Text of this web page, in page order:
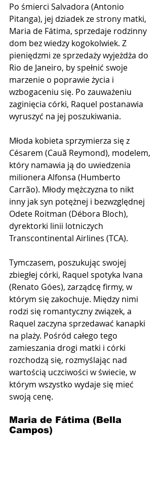
Po śmierci Salvadora (Antonio
Pitanga), jej dziadek ze strony matki,
Maria de Fátima, sprzedaje rodzinny
dom bez wiedzy kogokolwiek. Z
pieniędzmi ze sprzedaży wyjeżdża do
Rio de Janeiro, by spełnić swoje
marzenie o poprawie życia i
wzbogaceniu się. Po zauważeniu
zaginięcia córki, Raquel postanawia
wyruszyć na jej poszukiwania.
Młoda kobieta sprzymierza się z
Césarem (Cauã Reymond), modelem,
który namawia ją do uwiedzenia
milionera Alfonsa (Humberto
Carrão). Młody mężczyzna to nikt
inny jak syn potężnej i bezwzględnej
Odete Roitman (Débora Bloch),
dyrektorki linii lotniczych
Transcontinental Airlines (TCA).
Tymczasem, poszukując swojej
zbiegłej córki, Raquel spotyka Ivana
(Renato Góes), zarządcę firmy, w
którym się zakochuje. Między nimi
rodzi się romantyczny związek, a
Raquel zaczyna sprzedawać kanapki
na plaży. Pośród całego tego
zamieszania drogi matki i córki
rozchodzą się, rozmyślając nad
wartością uczciwości w świecie, w
którym wszystko wydaje się mieć
swoją cenę.
Maria de Fátima (Bella
Campos)